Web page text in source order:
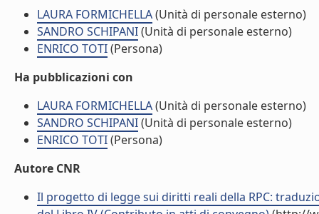
LAURA FORMICHELLA(Unità di personale esterno)
SANDRO SCHIPANI(Unità di personale esterno)
ENRICO TOTI(Persona)
Ha pubblicazioni con
LAURA FORMICHELLA(Unità di personale esterno)
SANDRO SCHIPANI(Unità di personale esterno)
ENRICO TOTI(Persona)
Autore CNR
Il progetto di legge sui diritti reali della RPC: